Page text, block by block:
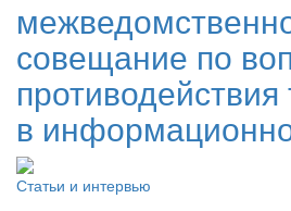
совещание по
в
Статьи и интервью